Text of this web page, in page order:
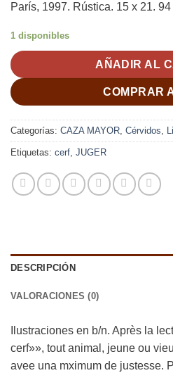
París, 1997. Rústica. 15 x 21. 94
1 disponibles
AÑADIR AL
COMPRAR
Categorías: CAZA MAYOR, Cérvidos,
Etiquetas: cerf, JUGER
DESCRIPCIÓN
VALORACIONES (0)
Ilustraciones en b/n. Après la
cerf»», tout animal, jeune ou
avee una mximum de justesse.